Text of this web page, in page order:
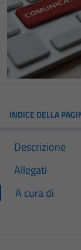
INDICE DELLA
Descrizione
Allegati
A cura di